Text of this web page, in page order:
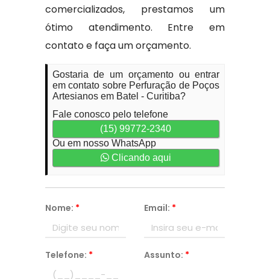
comercializados, prestamos um
ótimo atendimento. Entre em
contato e faça um orçamento.
Gostaria de um orçamento ou entrar
em contato sobre Perfuração de Poços
Artesianos em Batel - Curitiba?
Fale conosco pelo telefone
(15) 99772-2340
Ou em nosso WhatsApp
Clicando aqui
Nome: * Email: *
Telefone: * Assunto: *